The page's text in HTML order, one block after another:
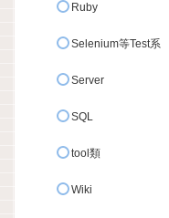
Ruby
Selenium等Test系
Server
SQL
tool類
Wiki